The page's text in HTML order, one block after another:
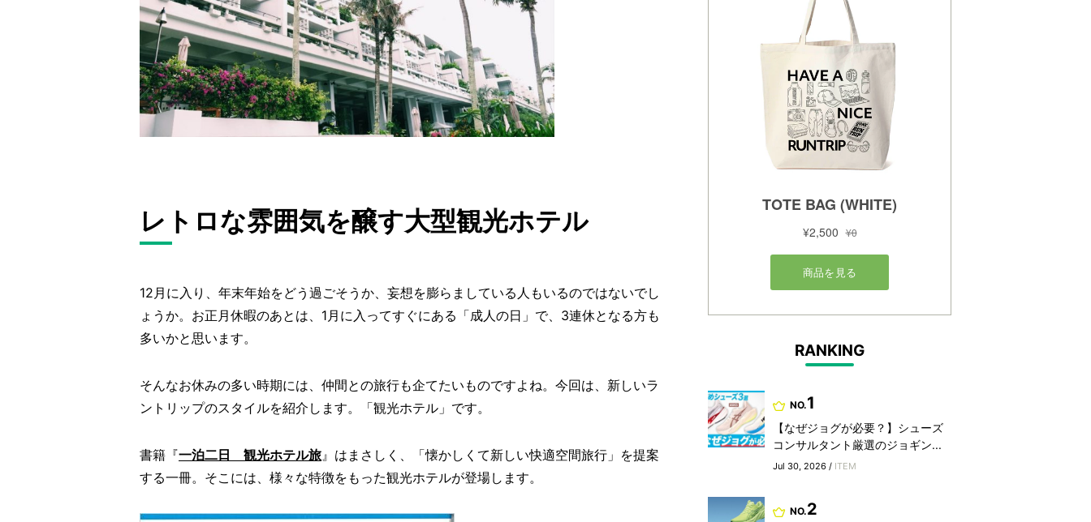
レトロな雰囲気を醸す大型観光ホテル
12月に入り、年末年始をどう過ごそうか、妄想を膨らましている人もいるのではないでし
ょうか。お正月休暇のあとは、1月に入ってすぐにある「成人の日」で、3連休となる方も
多いかと思います。
そんなお休みの多い時期には、仲間との旅行も企てたいものですよね。今回は、新しいラ
ントリップのスタイルを紹介します。「観光ホテル」です。
書籍『一泊二日 観光ホテル旅』はまさしく、「懐かしくて新しい快適空間旅行」を提案
する一冊。そこには、様々な特徴をもった観光ホテルが登場します。
RANKING
NO.1
【なぜジョグが必要？】シューズ
コンサルタント厳選のジョギン...
Jul 30, 2026 / ITEM
NO.2